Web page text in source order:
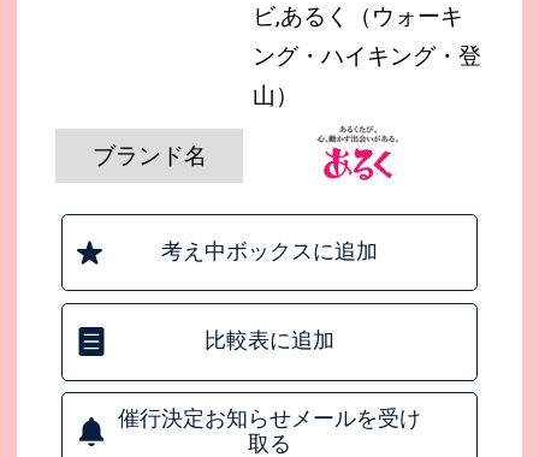
ビ,あるく（ウォーキ
ング・ハイキング・登
山）
ブランド名
考え中ボックスに追加
比較表に追加
催行決定お知らせメールを受け
取る